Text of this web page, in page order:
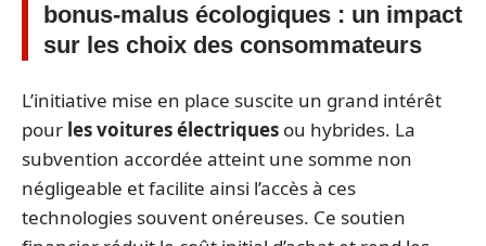
bonus-malus écologiques : un impact
sur les choix des consommateurs
L’initiative mise en place suscite un grand intérêt
pour les voitures électriques ou hybrides. La
subvention accordée atteint une somme non
négligeable et facilite ainsi l’accès à ces
technologies souvent onéreuses. Ce soutien